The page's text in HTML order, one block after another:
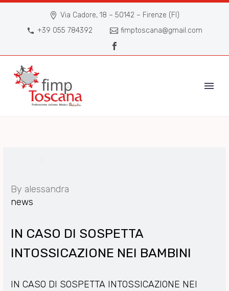
Via Cadore, 18 – 50142 – Firenze (FI)
+39 055 784392
fimptoscana@gmail.com
By alessandra
news
IN CASO DI SOSPETTA
INTOSSICAZIONE NEI BAMBINI
IN CASO DI SOSPETTA INTOSSICAZIONE NEI